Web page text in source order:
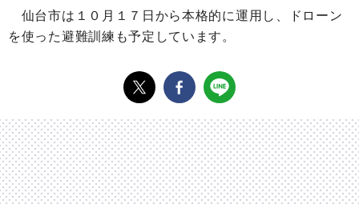
仙台市は１０月１７日から本格的に運用し、ドローン
を使った避難訓練も予定しています。